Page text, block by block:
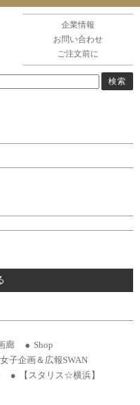
企業情報
お問い合わせ
ご注文前に
廊
Shop
子企画＆広報SWAN
【スタリス☆横浜】